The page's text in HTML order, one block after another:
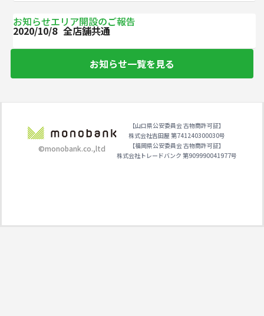
2020/10/8 全店舗共通
お知らせエリア開設のご報告
お知らせ一覧を見る
©monobank.co.,ltd
【山口県公安委員会 古物商許可証】
株式会社吉田屋 第741240300030号
【福岡県公安委員会 古物商許可証】
株式会社トレードバンク 第909990041977号